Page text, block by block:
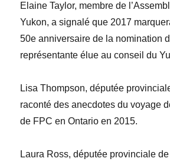
Elaine Taylor, membre de
Yukon, a signalé que 2017
50e anniversaire de la nomination
représentante élue au conseil du
Lisa Thompson, députée
raconté des anecdotes du voyage
de FPC en Ontario en 2015.
Laura Ross, députée provinciale